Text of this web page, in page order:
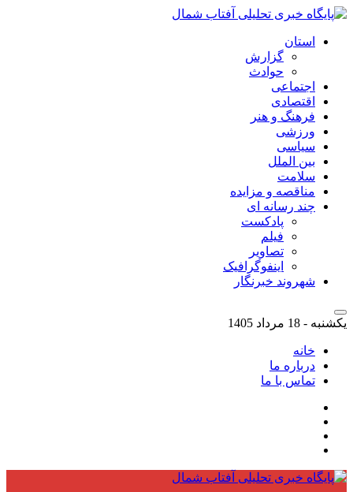
استان
گزارش
حوادث
اجتماعی
اقتصادی
فرهنگ و هنر
ورزشی
سیاسی
بین الملل
سلامت
مناقصه و مزایده
چند رسانه ای
پادکست
فیلم
تصاویر
اینفوگرافیک
شهروند خبرنگار
یکشنبه - 18 مرداد 1405
خانه
درباره ما
تماس با ما